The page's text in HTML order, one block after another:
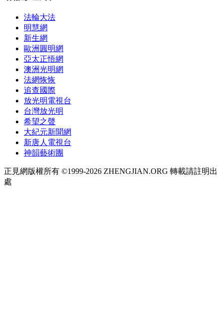
法輪大法
明慧網
新生網
歐洲圓明網
亞太正悟網
澳洲光明網
法網恢恢
追查國際
放光明電視台
台灣放光明
希望之聲
大紀元新聞網
新唐人電視台
神韻藝術團
正見網版權所有 ©1999-2026 ZHENGJIAN.ORG 轉載請註明出
處